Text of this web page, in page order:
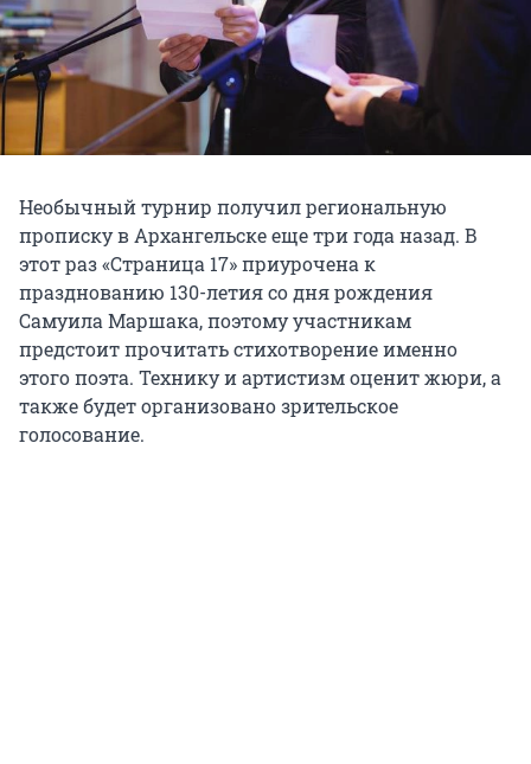
Необычный турнир получил региональную
прописку в Архангельске еще три года назад. В
этот раз «Страница 17» приурочена к
празднованию 130-летия со дня рождения
Самуила Маршака, поэтому участникам
предстоит прочитать стихотворение именно
этого поэта. Технику и артистизм оценит жюри, а
также будет организовано зрительское
голосование.